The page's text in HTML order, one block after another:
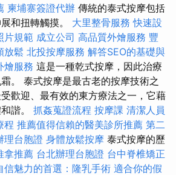
柬埔寨簽證代辦 傳統的泰式按摩包括
和扭轉觸摸。 大里整骨服務 快速設
片規範 成立公司 高品質外燴服務 豐
放鬆 北投按摩服務 解答SEO的基礎與
燴服務 這是一種乾式按摩，因此治療
。 泰式按摩是最古老的按摩技術之
歡迎、最有效的東方療法之一，它藉
諧。 抓姦蒐證流程 按摩課 清潔人員
程 推薦值得信賴的醫美診所推薦 第二
理台胞證 身體放鬆按摩 泰式按摩的歷
拿推薦 台北辦理台胞證 台中脊椎矯正
信魅力的首選：隆乳手術 適合你的假